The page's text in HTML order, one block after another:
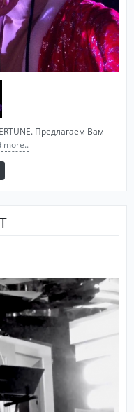
Предлагаем Вам
more..